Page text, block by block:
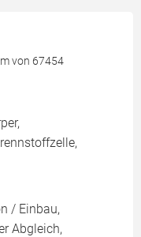
von 67454
/ Einbau,
Abgleich,